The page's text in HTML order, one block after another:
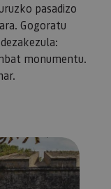
pasadizo
Gogoratu
monumentu.